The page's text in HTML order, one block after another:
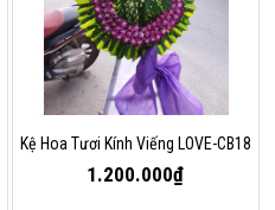
Kệ Hoa Tươi Kính Viếng LOVE-CB18
1.200.000₫